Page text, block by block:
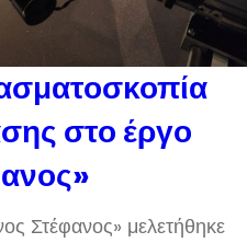
στο έργο
Στέφανος» μελετήθηκε